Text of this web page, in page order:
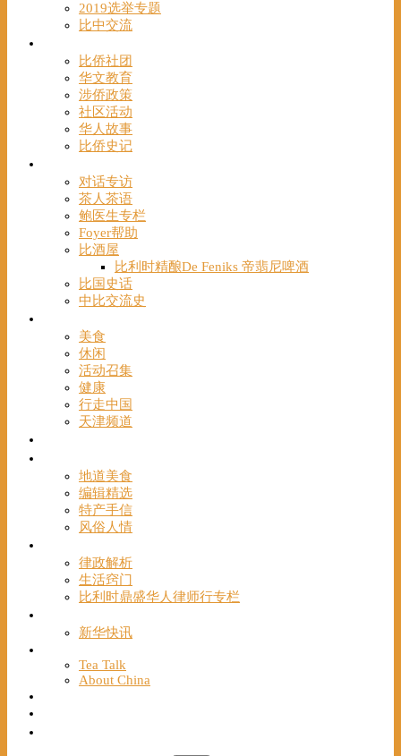
2019选举专题
比中交流
比侨社团
华文教育
涉侨政策
社区活动
华人故事
比侨史记
对话专访
茶人茶语
鲍医生专栏
Foyer帮助
比酒屋
比利时精酿De Feniks 帝翡尼啤酒
比国史话
中比交流史
美食
休闲
活动召集
健康
行走中国
天津频道
地道美食
编辑精选
特产手信
风俗人情
律政解析
生活窍门
比利时鼎盛华人律师行专栏
新华快讯
Tea Talk
About China